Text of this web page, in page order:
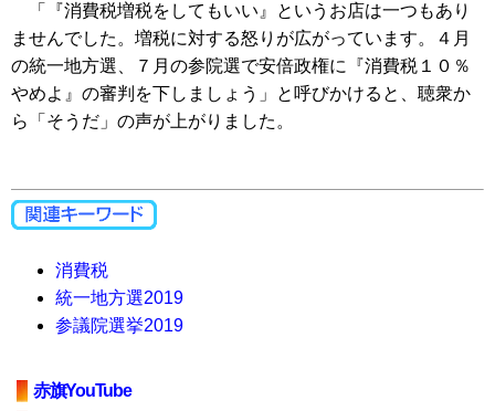
「『消費税増税をしてもいい』というお店は一つもあり
ませんでした。増税に対する怒りが広がっています。４月
の統一地方選、７月の参院選で安倍政権に『消費税１０％
やめよ』の審判を下しましょう」と呼びかけると、聴衆か
ら「そうだ」の声が上がりました。
消費税
統一地方選2019
参議院選挙2019
赤旗YouTube